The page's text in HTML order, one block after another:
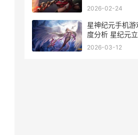
主推 三角洲行动
2026-02-24
星神纪元手机游
度分析 星纪元
2026-03-12